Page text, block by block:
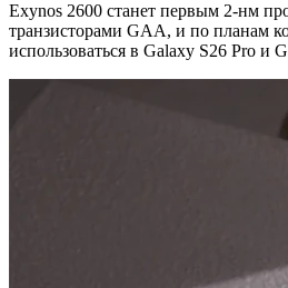
Exynos 2600 станет первым 2-нм
транзисторами GAA, и по планам
использоваться в Galaxy S26 Pro и